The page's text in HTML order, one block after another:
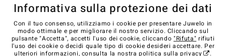
Condizioni generali di vendita Informativa Privacy
Cookies
Note legali
Contatti Recedere dal contratto
Informativa sulla protezione dei dati
Con il tuo consenso, utilizziamo i cookie per presentare Juwelo in
modo ottimale e per migliorare il nostro servizio. Cliccando sul
pulsante "Accetta", accetti l'uso dei cookie, cliccando "Rifuta" rifiuti
l'uso dei cookie o decidi quale tipo di cookie desideri accettare. Per
ulteriori informazioni, consulta la nostrapolitica sulla privacy .